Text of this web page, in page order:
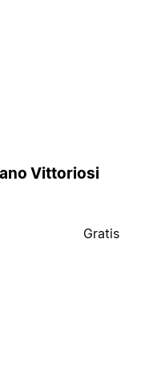
Vittoriosi
Gratis